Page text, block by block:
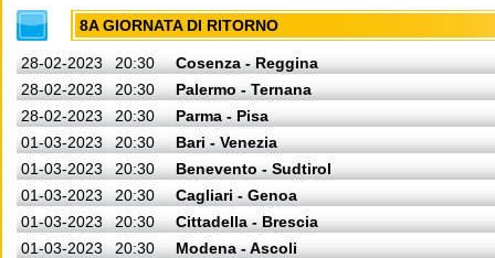
8A GIORNATA DI RITORNO
28-02-2023 20:30
Cosenza - Reggina
28-02-2023
20:30
Palermo - Ternana
28-02-2023
20:30
Parma - Pisa
01-03-2023
20:30
Bari - Venezia
01-03-2023
20:30
Benevento - Sudtirol
01-03-2023
20:30
Cagliari - Genoa
01-03-2023
20:30
Cittadella - Brescia
01-03-2023
20:30
Modena - Ascoli